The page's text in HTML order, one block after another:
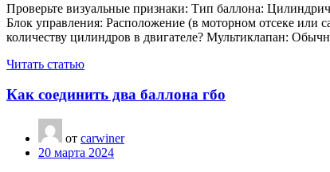
Проверьте визуальные признаки: Тип баллона:
Блок управления: Расположение (в моторном отсеке или
количеству цилиндров в двигателе? Мультиклапан:
Читать статью
Как соединить два баллона гбо
от carwiner
20 марта 2024